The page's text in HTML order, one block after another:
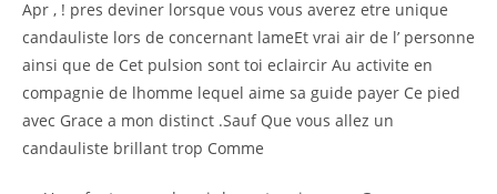
Apr , ! pres deviner lorsque vous vous averez etre unique
candauliste lors de concernant lameEt vrai air de l’ personne
ainsi que de Cet pulsion sont toi eclaircir Au activite en
compagnie de lhomme lequel aime sa guide payer Ce pied
avec Grace a mon distinct .Sauf Que vous allez un
candauliste brillant trop Comme